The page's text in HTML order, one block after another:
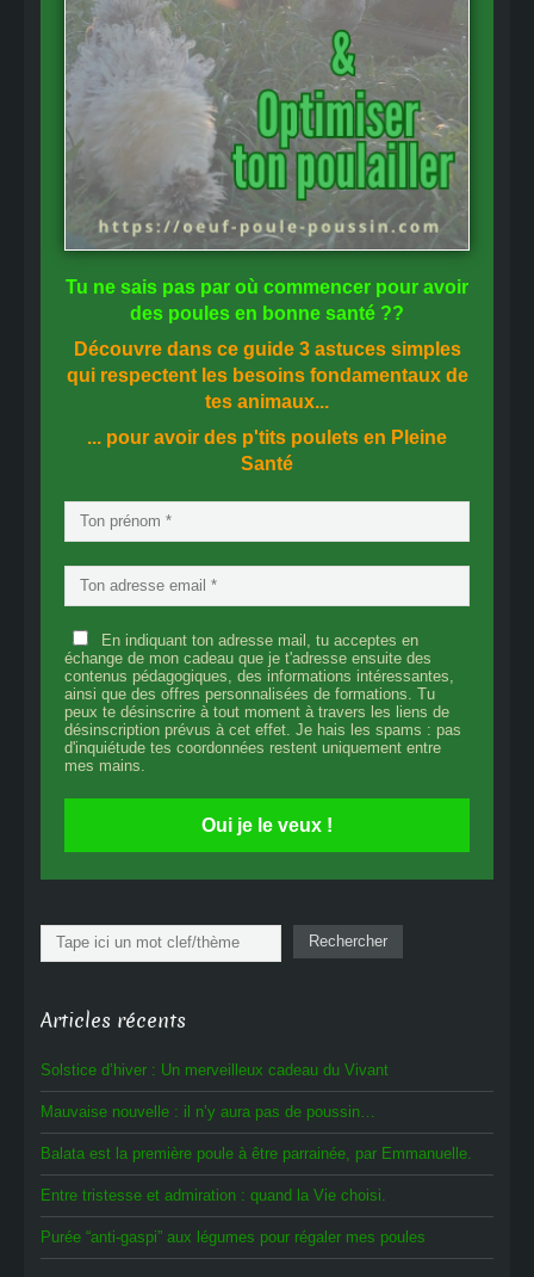
Tu ne sais pas par où commencer pour avoir
des poules en bonne santé ??
Découvre dans ce guide 3 astuces simples
qui respectent les besoins fondamentaux de
tes animaux...
... pour avoir des p'tits poulets en Pleine
Santé
En indiquant ton adresse mail, tu acceptes en
échange de mon cadeau que je t'adresse ensuite des
contenus pédagogiques, des informations intéressantes,
ainsi que des offres personnalisées de formations. Tu
peux te désinscrire à tout moment à travers les liens de
désinscription prévus à cet effet. Je hais les spams : pas
d'inquiétude tes coordonnées restent uniquement entre
mes mains.
Oui je le veux !
Rechercher Rechercher
Articles récents
Solstice d’hiver : Un merveilleux cadeau du Vivant
Mauvaise nouvelle : il n’y aura pas de poussin…
Balata est la première poule à être parrainée, par Emmanuelle.
Entre tristesse et admiration : quand la Vie choisi.
Purée “anti-gaspi” aux légumes pour régaler mes poules